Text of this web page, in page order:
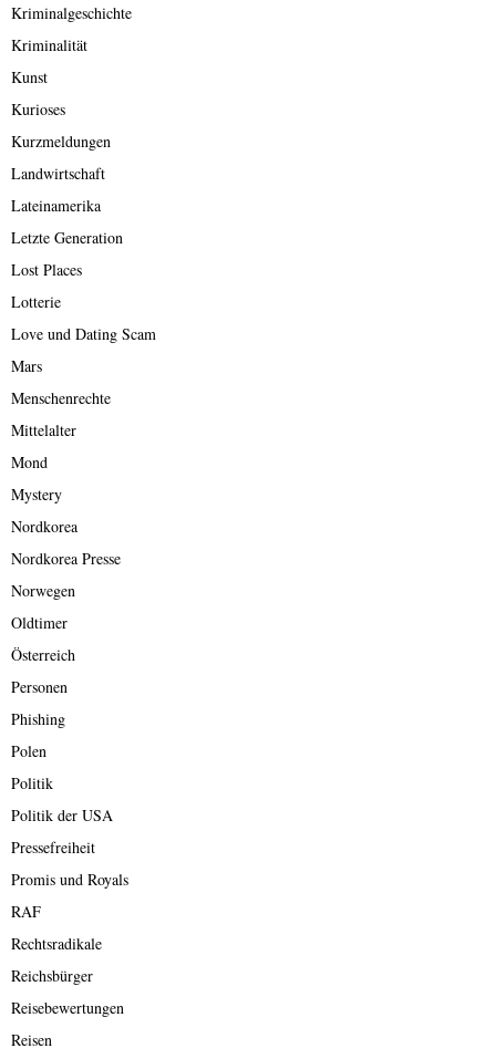
Kriminalgeschichte
Kriminalität
Kunst
Kurioses
Kurzmeldungen
Landwirtschaft
Lateinamerika
Letzte Generation
Lost Places
Lotterie
Love und Dating Scam
Mars
Menschenrechte
Mittelalter
Mond
Mystery
Nordkorea
Nordkorea Presse
Norwegen
Oldtimer
Österreich
Personen
Phishing
Polen
Politik
Politik der USA
Pressefreiheit
Promis und Royals
RAF
Rechtsradikale
Reichsbürger
Reisebewertungen
Reisen